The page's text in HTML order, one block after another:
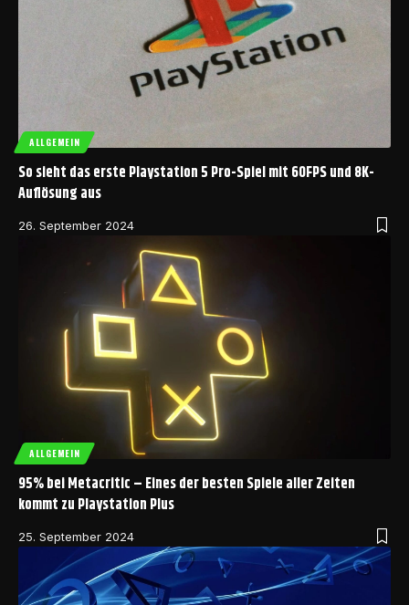
ALLGEMEIN
So sieht das erste Playstation 5 Pro-Spiel mit 60FPS und 8K-
Auflösung aus
26. September 2024
ALLGEMEIN
95% bei Metacritic – Eines der besten Spiele aller Zeiten
kommt zu Playstation Plus
25. September 2024